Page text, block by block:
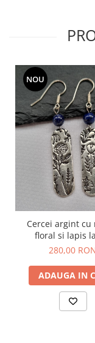
NOU
Cercei argint cu
floral si lapis
280,00
ADAUGA IN